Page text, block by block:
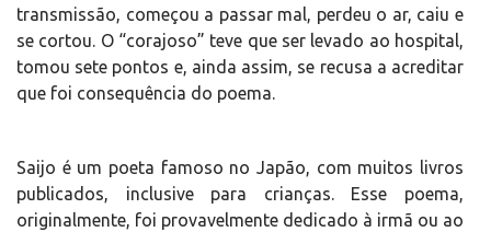
transmissão, começou a passar mal, perdeu o ar, caiu e
se cortou. O “corajoso” teve que ser levado ao hospital,
tomou sete pontos e, ainda assim, se recusa a acreditar
que foi consequência do poema.
Saijo é um poeta famoso no Japão, com muitos livros
publicados, inclusive para crianças. Esse poema,
originalmente, foi provavelmente dedicado à irmã ou ao